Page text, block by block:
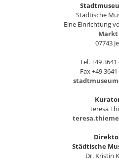
Städtische
Eine Einrichtung
Markt
07743
Tel. +49 3641
Fax +49
Teresa
Städtische
Dr. Kristin